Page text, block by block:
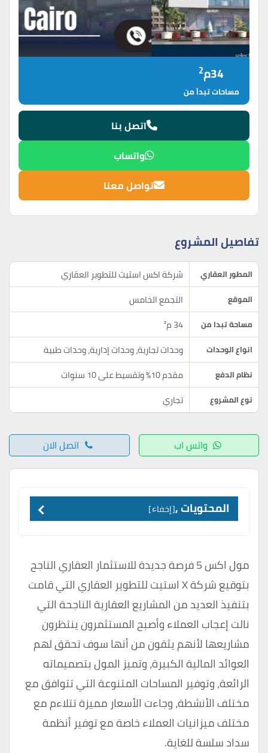
34م 2
مساحات تبدأ من
اتصل بنا
واتساب
تواصل معنا
تفاصيل المشروع
المطور العقاري شركة اكس استيت للتطوير العقاري
الموقع التجمع الخامس
مساحة تبدا من 34 م²
انواع الوحدات وحدات تجارية، وحدات إدارية، وحدات طبية
نظام الدفع مقدم 10% وتقسيط على 10 سنوات
نوع المشروع تجاري
واتس اب اتصل الان
المحتويات , إخفاء
مول اكس 5 فرصة جديدة للاستثمار العقاري الناجح
بتوقيع شركة X استيت للتطوير العقاري التي قامت
بتنفيذ العديد من المشاريع العقارية الناجحة التي
نالت إعجاب العملاء وأصبح المستثمرون ينتظرون
مشاريعها لأنهم يثقون من أنها سوف تحقق لهم
العوائد المالية الكبيرة، وتميز المول بتصميماته
الرائعة، وتوفير المساحات المتنوعة التي تتوافق مع
مختلف الأنشطة، وجاءت الأسعار مميزة تتلاءم مع
مختلف ميزانيات العملاء خاصة مع توفير أنظمة
سداد سلسة للغاية.